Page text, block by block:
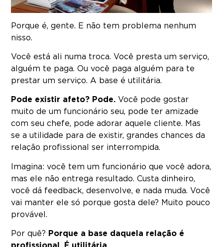
Porque é, gente. E não tem problema nenhum
nisso.
Você está ali numa troca. Você presta um serviço,
alguém te paga. Ou você paga alguém para te
prestar um serviço. A base é utilitária.
Pode existir afeto? Pode. Você pode gostar
muito de um funcionário seu, pode ter amizade
com seu chefe, pode adorar aquele cliente. Mas
se a utilidade para de existir, grandes chances da
relação profissional ser interrompida.
Imagina: você tem um funcionário que você adora,
mas ele não entrega resultado. Custa dinheiro,
você dá feedback, desenvolve, e nada muda. Você
vai manter ele só porque gosta dele? Muito pouco
provável.
Por quê? Porque a base daquela relação é